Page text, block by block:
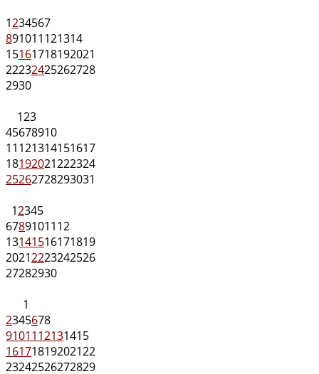
1234567
891011121314
15161718192021
22232425262728
2930
123
45678910
11121314151617
18192021222324
25262728293031
12345
6789101112
13141516171819
20212223242526
27282930
1
2345678
9101112131415
16171819202122
23242526272829